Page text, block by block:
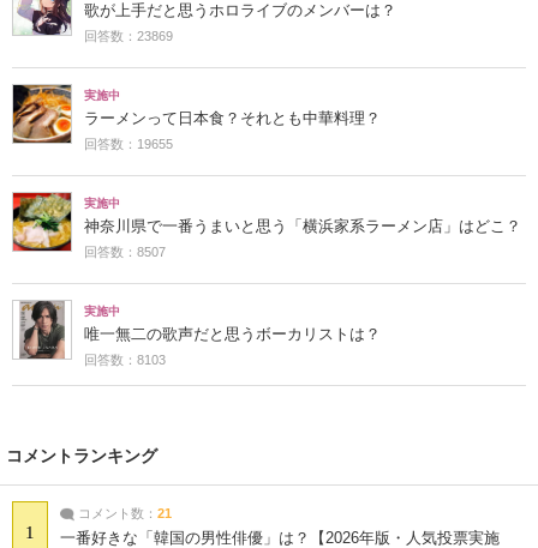
歌が上手だと思うホロライブのメンバーは？
回答数：23869
実施中
ラーメンって日本食？それとも中華料理？
回答数：19655
実施中
神奈川県で一番うまいと思う「横浜家系ラーメン店」はどこ？
回答数：8507
実施中
唯一無二の歌声だと思うボーカリストは？
回答数：8103
コメントランキング
1
コメント数： 21
一番好きな「韓国の男性俳優」は？【2026年版・人気投票実施